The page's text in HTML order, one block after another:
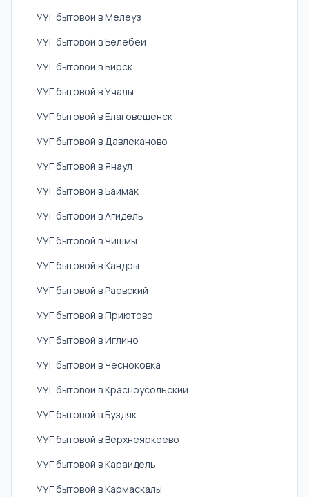
УУГ бытовой в Мелеуз
УУГ бытовой в Белебей
УУГ бытовой в Бирск
УУГ бытовой в Учалы
УУГ бытовой в Благовещенск
УУГ бытовой в Давлеканово
УУГ бытовой в Янаул
УУГ бытовой в Баймак
УУГ бытовой в Агидель
УУГ бытовой в Чишмы
УУГ бытовой в Кандры
УУГ бытовой в Раевский
УУГ бытовой в Приютово
УУГ бытовой в Иглино
УУГ бытовой в Чесноковка
УУГ бытовой в Красноусольский
УУГ бытовой в Буздяк
УУГ бытовой в Верхнеяркеево
УУГ бытовой в Караидель
УУГ бытовой в Кармаскалы